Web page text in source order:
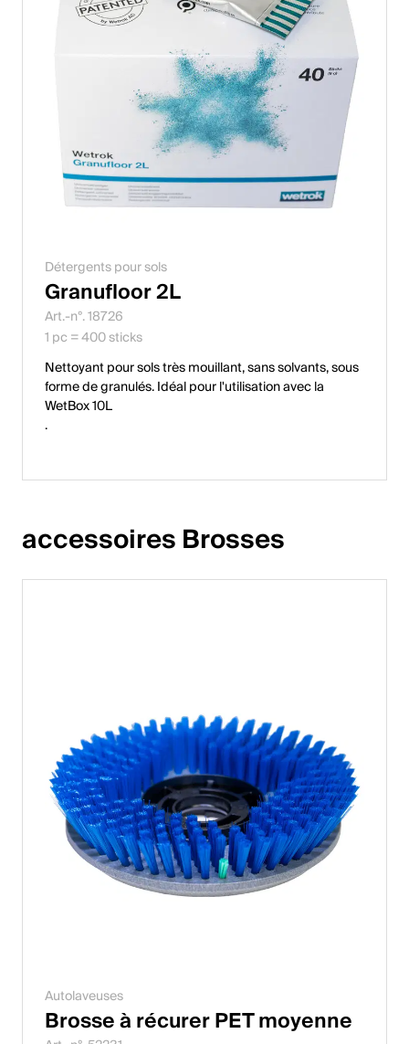
Détergents pour sols
Granufloor 2L
Art.-n°. 18726
1 pc = 400 sticks
Nettoyant pour sols très mouillant, sans solvants, sous
forme de granulés. Idéal pour l'utilisation avec la
WetBox 10L
.
accessoires Brosses
Autolaveuses
Brosse à récurer PET moyenne